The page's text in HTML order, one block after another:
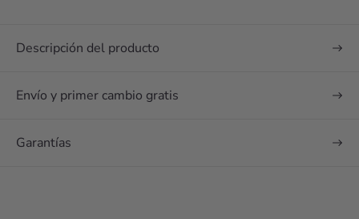
Descripción del producto
Envío y primer cambio gratis
Garantías